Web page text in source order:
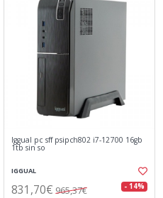
Iggual pc sff psipch802 i7-12700 16gb
1tb sin so
IGGUAL
831,70€ 965,37€ - 14%